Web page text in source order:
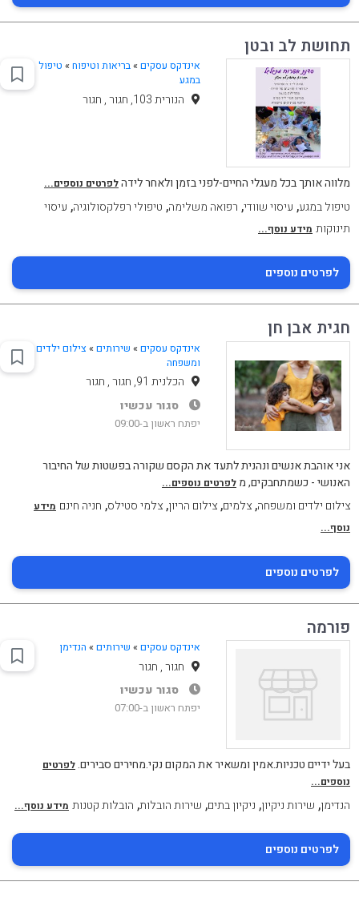
תחושת לב ובטן
אינדקס עסקים »בריאות וטיפוח» טיפול
במגע
הנורית 103, חגור , חגור
מלווה אותך בכל מעגלי החיים-לפני בזמן ולאחר לידהלפרטים נוספים...
טיפול במגע, עיסוי שוודי, רפואה משלימה, טיפולי רפלקסולוגיה, עיסוי
תינוקות מידע נוסף...
לפרטים נוספים
חגית אבן חן
אינדקס עסקים » שירותים» צילום ילדים
ומשפחה
הכלנית 91, חגור , חגור
סגור עכשיו
יפתח ראשון ב-09:00
אני אוהבת אנשים ונהנית לתעד את הקסם שקורה בפשטות של החיבור
האנושי - כשמתחבקים, מ לפרטים נוספים...
צילום ילדים ומשפחה,צלמים,צילום הריון,צלמי סטילס, חניה חינם מידע
נוסף...
לפרטים נוספים
פורמה
אינדקס עסקים » שירותים» הנדימן
חגור , חגור
סגור עכשיו
יפתח ראשון ב-07:00
בעל ידיים טכניות.אמין ומשאיר את המקום נקי.מחירים סבירים.לפרטים
נוספים...
הנדימן, שירות ניקיון, ניקיון בתים, שירות הובלות, הובלות קטנות מידע נוסף...
לפרטים נוספים